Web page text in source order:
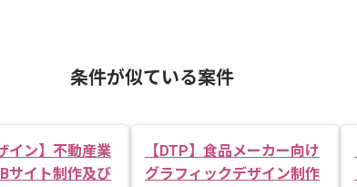
条件が似ている案件
イン】不動産業
サイト制作及び
【DTP】食品メーカー向け
グラフィックデザイン制作